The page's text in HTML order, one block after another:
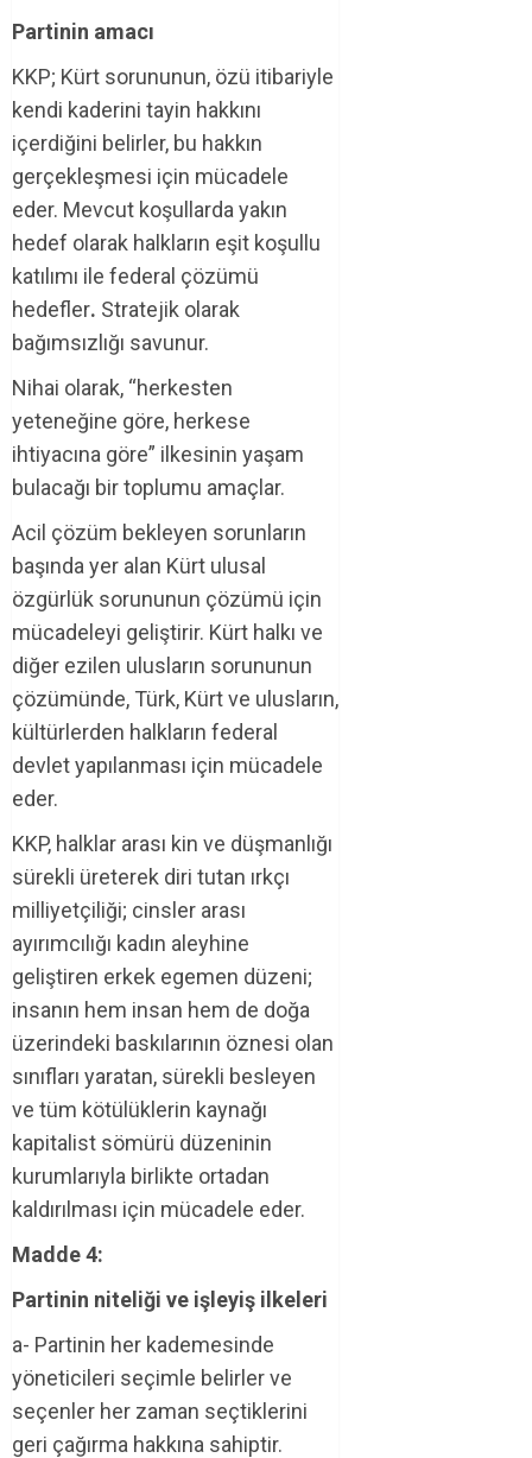
Partinin amacı
KKP; Kürt sorununun, özü itibariyle
kendi kaderini tayin hakkını
içerdiğini belirler, bu hakkın
gerçekleşmesi için mücadele
eder. Mevcut koşullarda yakın
hedef olarak halkların eşit koşullu
katılımı ile federal çözümü
hedefler. Stratejik olarak
bağımsızlığı savunur.
Nihai olarak, “herkesten
yeteneğine göre, herkese
ihtiyacına göre” ilkesinin yaşam
bulacağı bir toplumu amaçlar.
Acil çözüm bekleyen sorunların
başında yer alan Kürt ulusal
özgürlük sorununun çözümü için
mücadeleyi geliştirir. Kürt halkı ve
diğer ezilen ulusların sorununun
çözümünde, Türk, Kürt ve ulusların,
kültürlerden halkların federal
devlet yapılanması için mücadele
eder.
KKP, halklar arası kin ve düşmanlığı
sürekli üreterek diri tutan ırkçı
milliyetçiliği; cinsler arası
ayırımcılığı kadın aleyhine
geliştiren erkek egemen düzeni;
insanın hem insan hem de doğa
üzerindeki baskılarının öznesi olan
sınıfları yaratan, sürekli besleyen
ve tüm kötülüklerin kaynağı
kapitalist sömürü düzeninin
kurumlarıyla birlikte ortadan
kaldırılması için mücadele eder.
Madde 4:
Partinin niteliği ve işleyiş ilkeleri
a- Partinin her kademesinde
yöneticileri seçimle belirler ve
seçenler her zaman seçtiklerini
geri çağırma hakkına sahiptir.